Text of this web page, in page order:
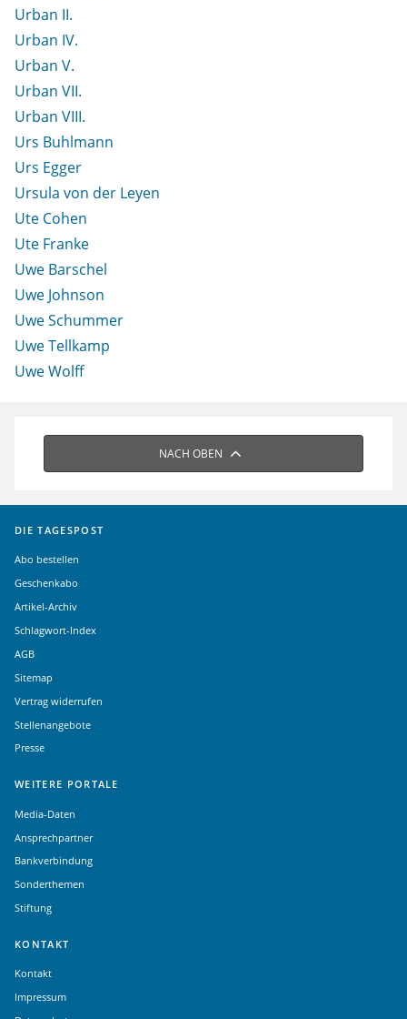
Urban II.
Urban IV.
Urban V.
Urban VII.
Urban VIII.
Urs Buhlmann
Urs Egger
Ursula von der Leyen
Ute Cohen
Ute Franke
Uwe Barschel
Uwe Johnson
Uwe Schummer
Uwe Tellkamp
Uwe Wolff
NACH OBEN
DIE TAGESPOST
Abo bestellen
Geschenkabo
Artikel-Archiv
Schlagwort-Index
AGB
Sitemap
Vertrag widerrufen
Stellenangebote
Presse
WEITERE PORTALE
Media-Daten
Ansprechpartner
Bankverbindung
Sonderthemen
Stiftung
KONTAKT
Kontakt
Impressum